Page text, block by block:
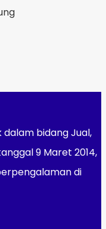
dalam bidang Jual,
9 Maret 2014,
di